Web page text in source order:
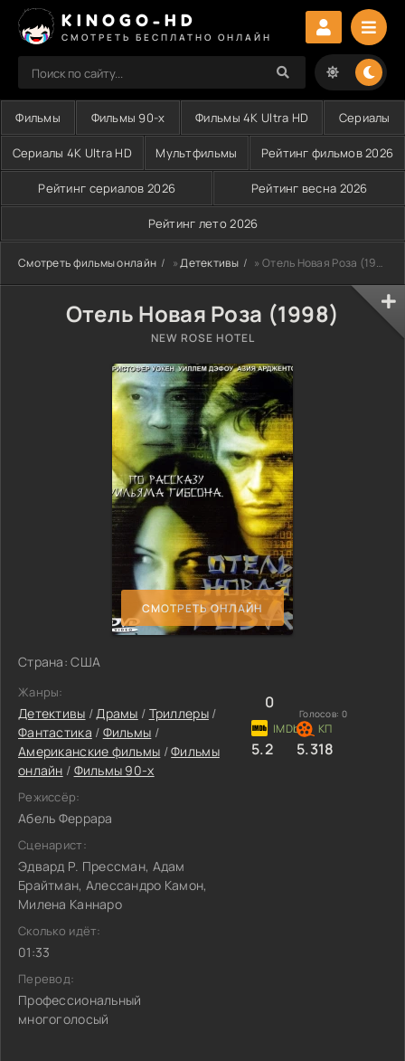
KINOGO-HD
СМОТРЕТЬ БЕСПЛАТНО ОНЛАЙН
Фильмы Фильмы 90-х Фильмы 4K Ultra HD Сериалы
Сериалы 4K Ultra HD Мультфильмы Рейтинг фильмов 2026
Рейтинг сериалов 2026 Рейтинг весна 2026
Рейтинг лето 2026
Смотреть фильмы онлайн »Детективы » Отель Новая Роза (1998)
Отель Новая Роза (1998)
NEW ROSE HOTEL
СМОТРЕТЬ ОНЛАЙН
Страна: США
Жанры:
Детективы /Драмы / Триллеры/
Фантастика / Фильмы /
Американские фильмы /Фильмы
онлайн / Фильмы 90-х
Режиссёр:
Абель Феррара
Сценарист:
Эдвард Р. Прессман, Адам
Брайтман, Алессандро Камон,
Милена Каннаро
Сколько идёт:
01:33
Перевод:
Профессиональный
многоголосый
0
Голосов: 0
5.2 5.318